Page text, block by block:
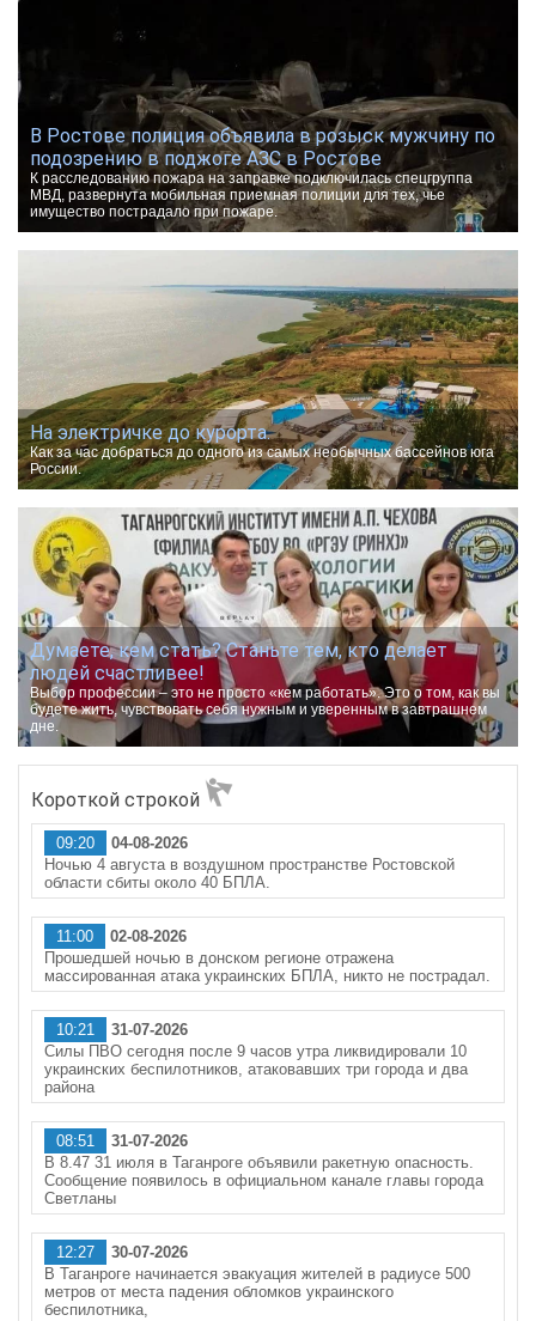
В Ростове полиция объявила в розыск мужчину по
подозрению в поджоге АЗС в Ростове
К расследованию пожара на заправке подключилась спецгруппа
МВД, развернута мобильная приемная полиции для тех, чье
имущество пострадало при пожаре.
На электричке до курорта.
Как за час добраться до одного из самых необычных бассейнов юга
России.
Думаете, кем стать? Станьте тем, кто делает
людей счастливее!
Выбор профессии – это не просто «кем работать». Это о том, как вы
будете жить, чувствовать себя нужным и уверенным в завтрашнем
дне.
Короткой строкой
09:20
04-08-2026
Ночью 4 августа в воздушном пространстве Ростовской
области сбиты около 40 БПЛА.
11:00
02-08-2026
Прошедшей ночью в донском регионе отражена
массированная атака украинских БПЛА, никто не пострадал.
10:21
31-07-2026
Силы ПВО сегодня после 9 часов утра ликвидировали 10
украинских беспилотников, атаковавших три города и два
района
08:51
31-07-2026
В 8.47 31 июля в Таганроге объявили ракетную опасность.
Сообщение появилось в официальном канале главы города
Светланы
12:27
30-07-2026
В Таганроге начинается эвакуация жителей в радиусе 500
метров от места падения обломков украинского
беспилотника,